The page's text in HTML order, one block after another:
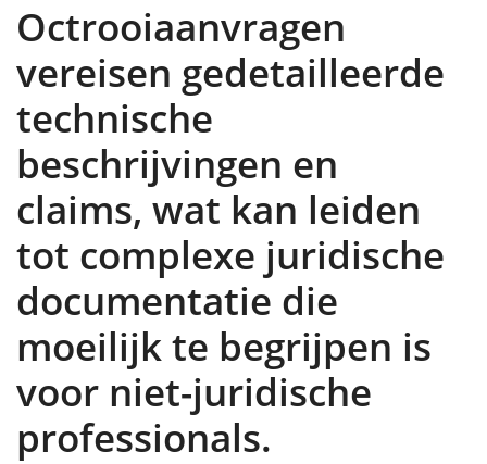
Octrooiaanvragen
vereisen gedetailleerde
technische
beschrijvingen en
claims, wat kan leiden
tot complexe juridische
documentatie die
moeilijk te begrijpen is
voor niet-juridische
professionals.